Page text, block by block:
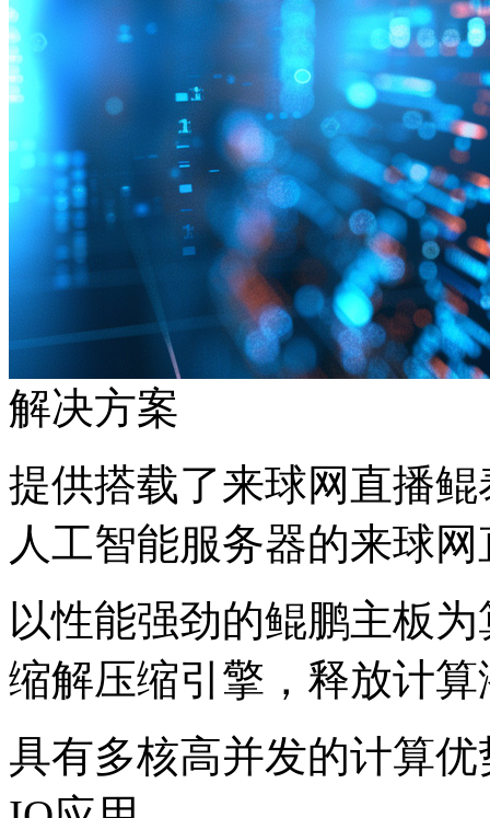
解决方案
提供搭载了来球网直播
人工智能服务器的来球
以性能强劲的鲲鹏主板为
缩解压缩引擎，释放计
具有多核高并发的计算优势